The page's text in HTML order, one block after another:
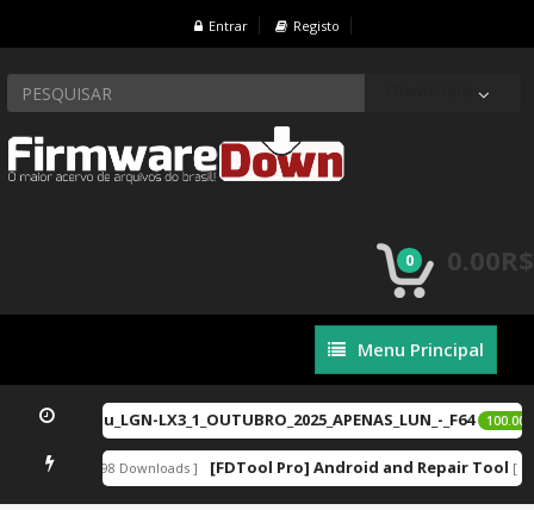
Entrar Registo
0 0.00R$
Menu
Principal
Menu Principal
LX2_ou_LGN-LX3_1_OUTUBRO_2025_APENAS_LUN_-_F64 100.00R$
[ 12898 Downloads ] [FDTool Pro] Android and Repair Tool [